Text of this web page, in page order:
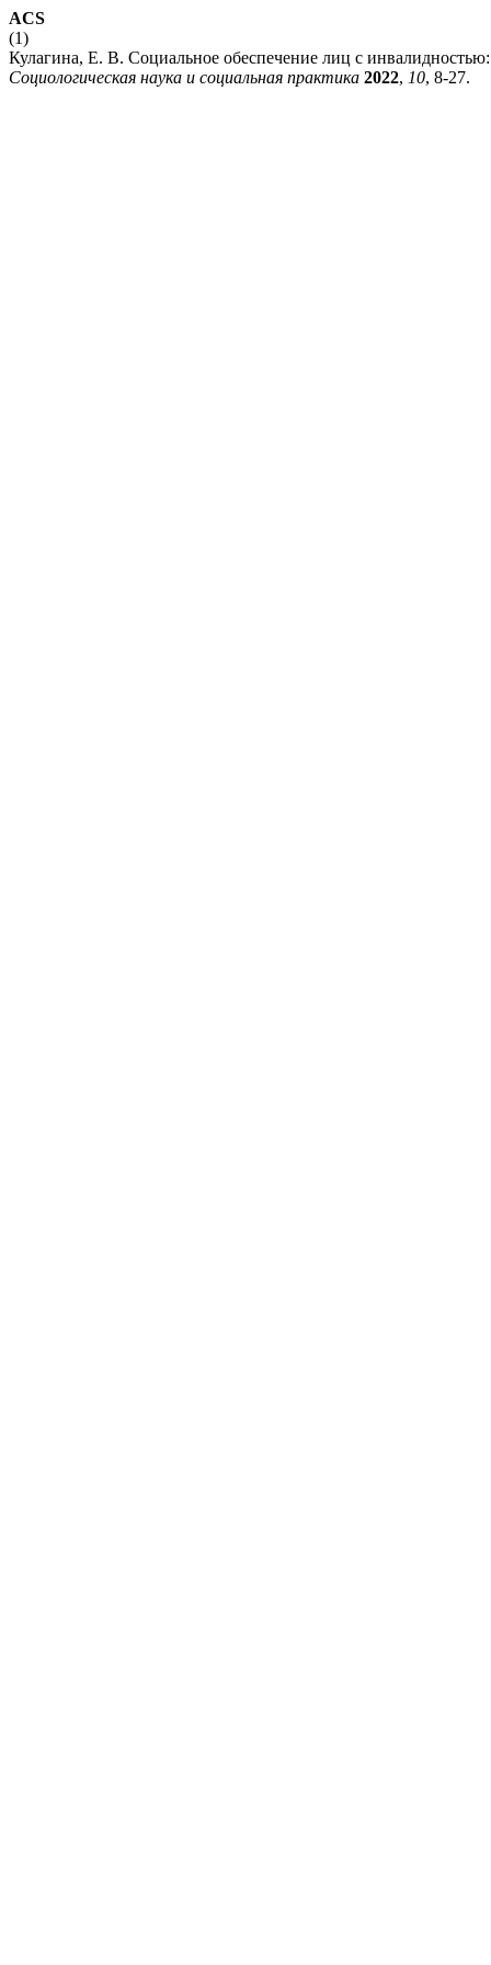
ACS
(1)
Кулагина, Е. В. Социальное обеспечение лиц с инвалидностью:
Социологическая наука и социальная практика 2022, 10, 8-27.